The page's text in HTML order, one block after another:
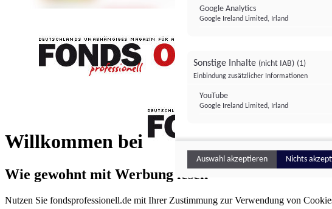
Willkommen bei
FONDS professionell
Wie gewohnt mit Werbung lesen
Nutzen Sie fondsprofessionell.de mit Ihrer Zustimmung zur Verwendung von
Google Analytics
Google Ireland Limited, Irland
Sonstige Inhalte (nicht IAB) (1)
Einbindung zusätzlicher Informationen
YouTube
Google Ireland Limited, Irland
Auswahl akzeptieren Nichts